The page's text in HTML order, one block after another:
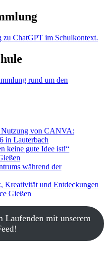
ChatGPT im Schulkontext.
rund um den
Nutzung von CANVA:
in Lauterbach
keine gute Idee ist!“
während der
Kreativität und Entdeckungen
Gießen
Laufenden mit unserem